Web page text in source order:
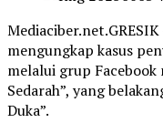
mengungkap kasus
melalui grup
Sedarah”, yang
Duka”.